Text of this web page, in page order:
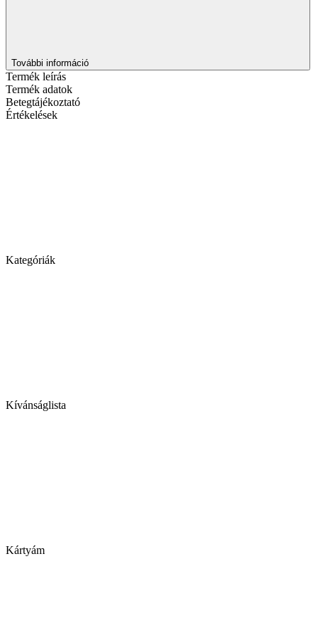
További információ
Termék leírás
Termék adatok
Betegtájékoztató
Értékelések
Kategóriák
Kívánságlista
Kártyám